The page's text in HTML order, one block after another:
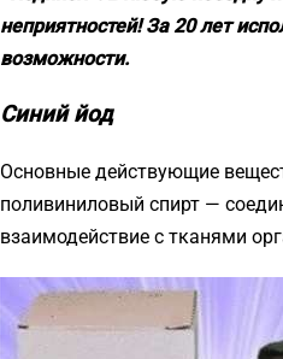
неприятностей! За 20 лет
возможности.
Синий йод
Основные действующие
поливиниловый спирт —
взаимодействие с тканями